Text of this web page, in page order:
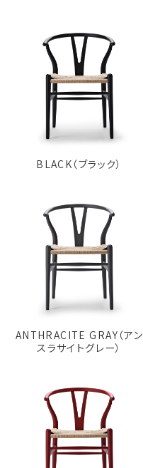
BLACK（ブラック）
ANTHRACITE GRAY（アン
スラサイトグレー）